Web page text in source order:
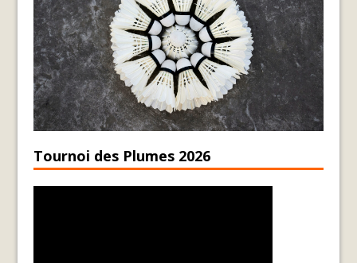
Tournoi des Plumes 2026